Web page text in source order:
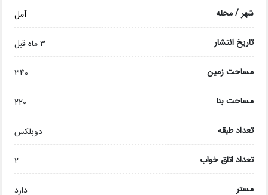
شهر / محله آمل
تاریخ انتشار 3 ماه قبل
مساحت زمین 340
مساحت بنا 220
تعداد طبقه دوبلکس
تعداد اتاق خواب 2
مستر دارد